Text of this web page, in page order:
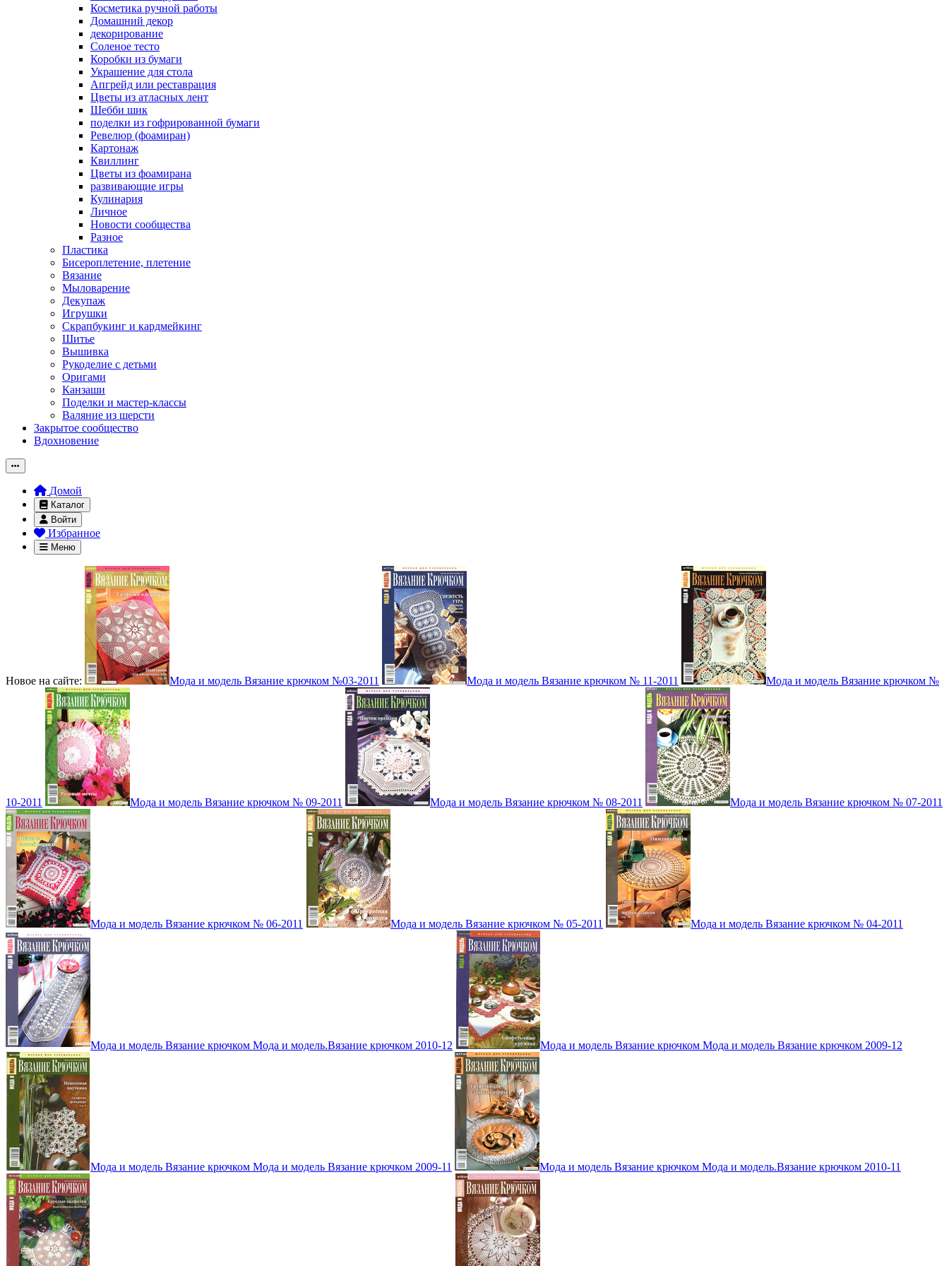
Косметика ручной работы
Домашний декор
декорирование
Соленое тесто
Коробки из бумаги
Украшение для стола
Апгрейд или реставрация
Цветы из атласных лент
Шебби шик
поделки из гофрированной бумаги
Ревелюр (фоамиран)
Картонаж
Квиллинг
Цветы из фоамирана
развивающие игры
Кулинария
Личное
Новости сообщества
Разное
Пластика
Бисероплетение, плетение
Вязание
Мыловарение
Декупаж
Игрушки
Скрапбукинг и кардмейкинг
Шитье
Вышивка
Рукоделие с детьми
Оригами
Канзаши
Поделки и мастер-классы
Валяние из шерсти
Закрытое сообщество
Вдохновение
Домой
Каталог
Войти
Избранное
Меню
Новое на сайте: Мода и модель Вязание крючком №03-2011 Мода и модель Вязание крючком № 11-2011 Мода и модель Вязание крючком №
10-2011 Мода и модель Вязание крючком № 09-2011 Мода и модель Вязание крючком № 08-2011 Мода и модель Вязание крючком № 07-2011
Мода и модель Вязание крючком № 06-2011 Мода и модель Вязание крючком № 05-2011 Мода и модель Вязание крючком № 04-2011
Мода и модель Вязание крючком Мода и модель.Вязание крючком 2010-12 Мода и модель Вязание крючком Мода и модель Вязание крючком 2009-12
Мода и модель Вязание крючком Мода и модель Вязание крючком 2009-11 Мода и модель Вязание крючком Мода и модель.Вязание крючком 2010-11